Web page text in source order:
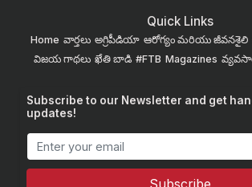
Quick Links
Home వార్తలు అగ్రిపీడియా ఆరోగ్యం మరియు జీవనశైలి
విజయ గాథలు ఖేతి బాడి #FTB Magazines
Subscribe to our Newsletter and get
updates!